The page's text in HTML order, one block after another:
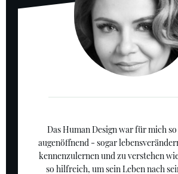
Das Human Design war für mich
augenöffnend - sogar
kennenzulernen und zu verstehen
so hilfreich, um sein Leben nach